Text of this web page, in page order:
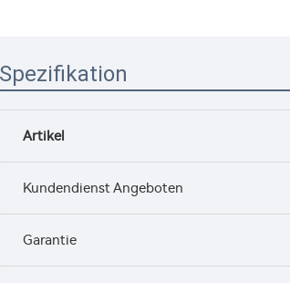
Spezifikation
Artikel
Kundendienst Angeboten
Garantie